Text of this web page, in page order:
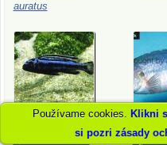
auratus
Papuľovecjohannov
Melanochromis
Používame cookies. Klikni
si pozri zásady